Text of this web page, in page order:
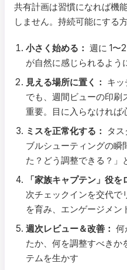
共有計画は習慣になれば機
しません。持続可能にする
小さく始める： 週に 1〜
が自然に感じられるよう
見える場所に置く： キ
でも、週間ビューの印刷
重要。目に入らなければ
ミスを正常化する：
タ
ブルシューティングの瞬
た？どう調整できる？」
「家族キャプテン」役を
次チェックインを交代で
を育み、エンゲージメン
週次レビュー＆改善： 何
たか、何を調整すべきか
テムを生かす